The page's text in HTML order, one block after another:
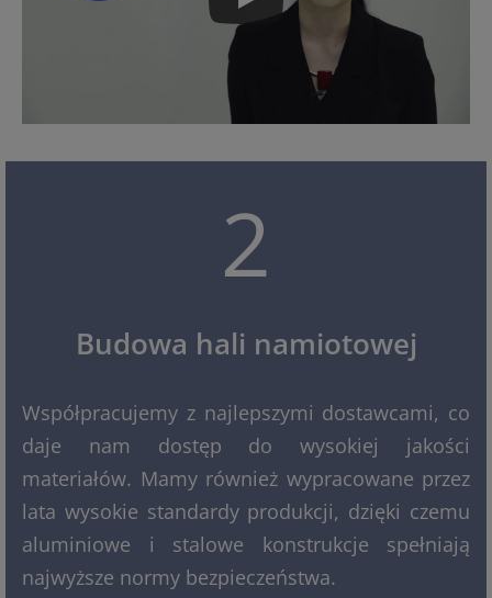
2
Budowa hali namiotowej
Współpracujemy z najlepszymi dostawcami, co
daje nam dostęp do wysokiej jakości
materiałów. Mamy również wypracowane przez
lata wysokie standardy produkcji, dzięki czemu
aluminiowe i stalowe konstrukcje spełniają
najwyższe normy bezpieczeństwa.